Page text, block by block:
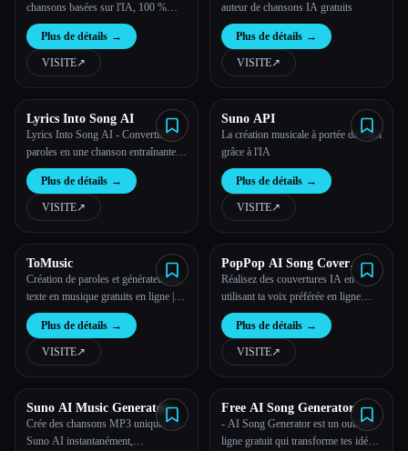
chansons basées sur l'IA, 100 %
gratuitement, en illimité
Plus de détails →
VISITE↗︎
auteur de chansons IA gratuits
Plus de détails →
VISITE↗︎
Lyrics Into Song AI
Lyrics Into Song AI - Convertis les
paroles en une chanson entraînante
en ligne gratuitement.
Plus de détails →
VISITE↗︎
Suno API
La création musicale à portée de main
grâce à l'IA
Plus de détails →
VISITE↗︎
ToMusic
Création de paroles et générateur de
texte en musique gratuits en ligne |
toMusic
Plus de détails →
VISITE↗︎
PopPop AI Song Cover
Generator
Réalisez des couvertures IA en
utilisant ta voix préférée en ligne
gratuitement
Plus de détails →
VISITE↗︎
Suno AI Music Generator
Crée des chansons MP3 uniques de
Suno AI instantanément,
Free AI Song Generator
- AI Song Generator est un outil en
ligne gratuit qui transforme tes idées